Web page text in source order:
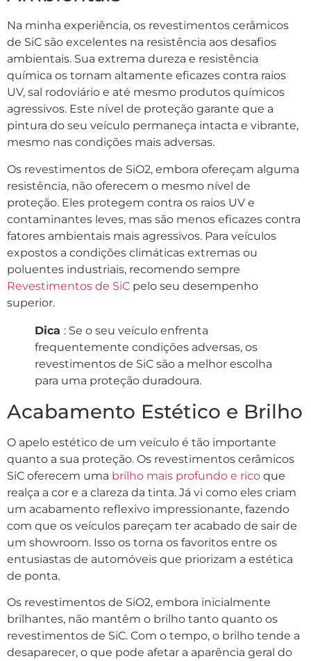
Na minha experiência, os revestimentos cerâmicos
de SiC são excelentes na resistência aos desafios
ambientais. Sua extrema dureza e resistência
química os tornam altamente eficazes contra raios
UV, sal rodoviário e até mesmo produtos químicos
agressivos. Este nível de proteção garante que a
pintura do seu veículo permaneça intacta e vibrante,
mesmo nas condições mais adversas.
Os revestimentos de SiO2, embora ofereçam alguma
resistência, não oferecem o mesmo nível de
proteção. Eles protegem contra os raios UV e
contaminantes leves, mas são menos eficazes contra
fatores ambientais mais agressivos. Para veículos
expostos a condições climáticas extremas ou
poluentes industriais, recomendo sempre
Revestimentos de SiC pelo seu desempenho
superior.
Dica : Se o seu veículo enfrenta
frequentemente condições adversas, os
revestimentos de SiC são a melhor escolha
para uma proteção duradoura.
Acabamento Estético e Brilho
O apelo estético de um veículo é tão importante
quanto a sua proteção. Os revestimentos cerâmicos
SiC oferecem uma brilho mais profundo e rico que
realça a cor e a clareza da tinta. Já vi como eles criam
um acabamento reflexivo impressionante, fazendo
com que os veículos pareçam ter acabado de sair de
um showroom. Isso os torna os favoritos entre os
entusiastas de automóveis que priorizam a estética
de ponta.
Os revestimentos de SiO2, embora inicialmente
brilhantes, não mantêm o brilho tanto quanto os
revestimentos de SiC. Com o tempo, o brilho tende a
desaparecer, o que pode afetar a aparência geral do